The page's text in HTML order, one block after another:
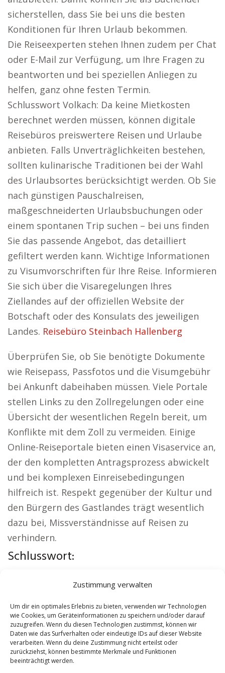
Zustimmung verwalten
Um dir ein optimales Erlebnis zu bieten, verwenden wir Technologien
wie Cookies, um Geräteinformationen zu speichern und/oder darauf
zuzugreifen. Wenn du diesen Technologien zustimmst, können wir
Daten wie das Surfverhalten oder eindeutige IDs auf dieser Website
verarbeiten. Wenn du deine Zustimmung nicht erteilst oder
zurückziehst, können bestimmte Merkmale und Funktionen
beeinträchtigt werden.
sicherstellen, dass Sie bei uns die besten
Konditionen für Ihren Urlaub bekommen.
Die Reiseexperten stehen Ihnen zudem per Chat
oder E-Mail zur Verfügung, um Ihre Fragen zu
beantworten und bei speziellen Anliegen zu
helfen, ganz ohne festen Termin.
Schlusswort Volkach: Da keine Mietkosten
berechnet werden müssen, können digitale
Reisebüros preiswertere Reisen und Urlaube
anbieten. Falls Unverträglichkeiten bestehen,
sollten kulinarische Traditionen bei der Wahl
des Urlaubsortes berücksichtigt werden. Ob Sie
nach günstigen Pauschalreisen,
maßgeschneiderten Urlaubsbuchungen oder
einem spontanen Trip suchen – bei uns finden
Sie das passende Angebot, das detailliert
gefiltert werden kann. Wichtige Informationen
zu Visumvorschriften für Ihre Reise. Informieren
Sie sich über die Visaregelungen Ihres
Ziellandes auf der offiziellen Website der
Botschaft oder des Konsulats des jeweiligen
Landes. Reisebüro Steinbach Hallenberg
Überprüfen Sie, ob Sie benötigte Dokumente
wie Reisepass, Passfotos und die Visumgebühr
bei Ankunft dabeihaben müssen. Viele Portale
stellen Links zu den Zollregelungen oder eine
Übersicht der wesentlichen Regeln bereit, um
Konflikte mit dem Zoll zu vermeiden. Einige
Online-Reiseportale bieten einen Visaservice an,
der den kompletten Antragsprozess abwickelt
und bei komplexen Einreisebedingungen
hilfreich ist. Respekt gegenüber der Kultur und
den Bürgern des Gastlandes trägt wesentlich
dazu bei, Missverständnisse auf Reisen zu
verhindern.
Schlusswort:
Wohnung mieten Volkach | Kirche Volkach
Reisebüro Volkach|Versicherung Volkach|
Hauskauf Volkach
Contents [show]